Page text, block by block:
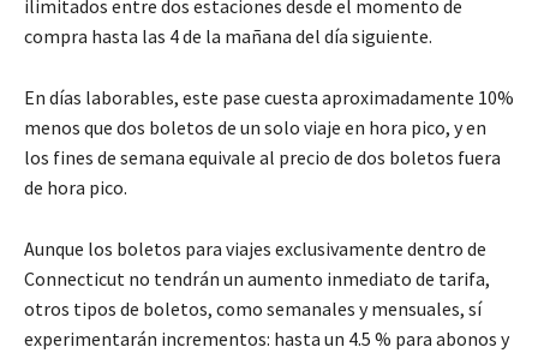
ilimitados entre dos estaciones desde el momento de
compra hasta las 4 de la mañana del día siguiente.
En días laborables, este pase cuesta aproximadamente 10%
menos que dos boletos de un solo viaje en hora pico, y en
los fines de semana equivale al precio de dos boletos fuera
de hora pico.
Aunque los boletos para viajes exclusivamente dentro de
Connecticut no tendrán un aumento inmediato de tarifa,
otros tipos de boletos, como semanales y mensuales, sí
experimentarán incrementos: hasta un 4.5 % para abonos y